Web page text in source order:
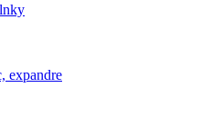
expandre